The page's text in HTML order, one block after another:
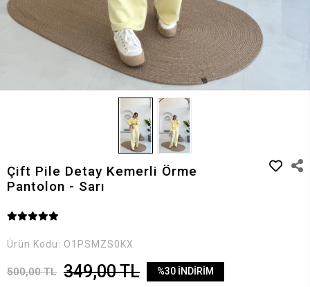
Çift Pile Detay Kemerli Örme
Pantolon - Sarı
Ürün Kodu: O1PSMZS0KX
500,00 TL 349,00 TL %30 İNDİRİM